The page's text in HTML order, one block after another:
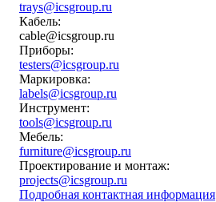
trays@icsgroup.ru
Кабель:
cable@icsgroup.ru
Приборы:
testers@icsgroup.ru
Маркировка:
labels@icsgroup.ru
Инструмент:
tools@icsgroup.ru
Мебель:
furniture@icsgroup.ru
Проектирование и монтаж:
projects@icsgroup.ru
Подробная контактная информация